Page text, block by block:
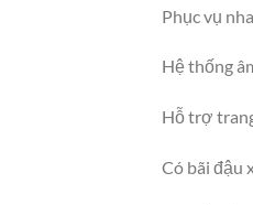
Phục vụ
Hệ thống
Hỗ trợ
Có bãi đậu